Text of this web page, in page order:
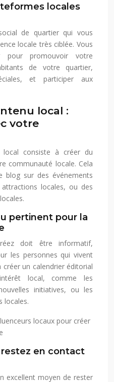
locales
de quartier qui vous
locale très ciblée. Vous
pour promouvoir votre
de votre quartier,
et participer aux
local :
votre
consiste à créer du
communauté locale. Cela
blog sur des événements
locales, ou des
pertinent pour la
doit être informatif,
les personnes qui vivent
un calendrier éditorial
local, comme les
initiatives, ou les
locales.
locaux pour créer
en contact
excellent moyen de rester